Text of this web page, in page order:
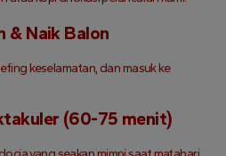
& Naik Balon
keselamatan, dan masuk ke
(60-75 menit)